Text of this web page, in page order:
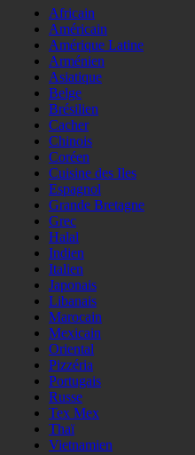
Africain
Américain
Amérique Latine
Arménien
Asiatique
Belge
Brésilien
Cacher
Chinois
Coréen
Cuisine des Iles
Espagnol
Grande Bretagne
Grec
Halal
Indien
Italien
Japonais
Libanais
Marocain
Mexicain
Oriental
Pizzéria
Portugais
Russe
Tex Mex
Thaï
Vietnamien